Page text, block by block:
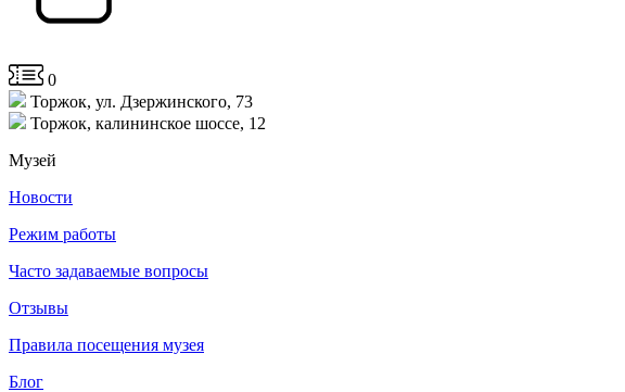
0
Торжок, ул. Дзержинского, 73
Торжок, калининское шоссе, 12
Музей
Новости
Режим работы
Часто задаваемые вопросы
Отзывы
Правила посещения музея
Блог